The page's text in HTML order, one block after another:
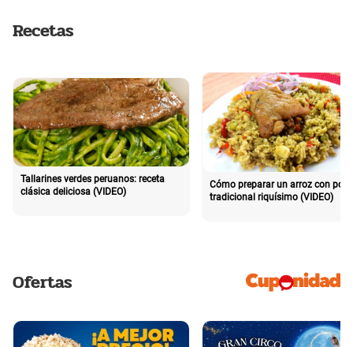
Recetas
Tallarines verdes peruanos: receta
clásica deliciosa (VIDEO)
Cómo preparar un arroz con pollo
tradicional riquísimo (VIDEO)
Ofertas